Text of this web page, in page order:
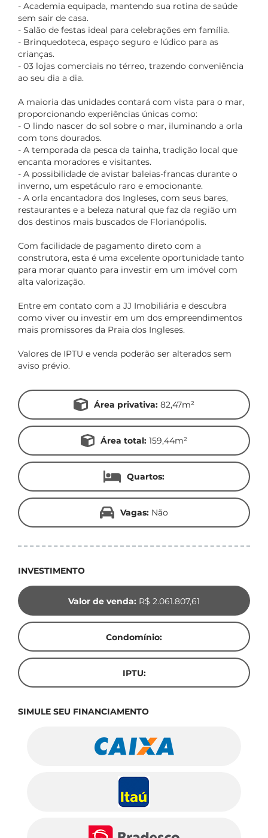
- Academia equipada, mantendo sua rotina de saúde
sem sair de casa.
- Salão de festas ideal para celebrações em família.
- Brinquedoteca, espaço seguro e lúdico para as
crianças.
- 03 lojas comerciais no térreo, trazendo conveniência
ao seu dia a dia.
A maioria das unidades contará com vista para o mar,
proporcionando experiências únicas como:
- O lindo nascer do sol sobre o mar, iluminando a orla
com tons dourados.
- A temporada da pesca da tainha, tradição local que
encanta moradores e visitantes.
- A possibilidade de avistar baleias-francas durante o
inverno, um espetáculo raro e emocionante.
- A orla encantadora dos Ingleses, com seus bares,
restaurantes e a beleza natural que faz da região um
dos destinos mais buscados de Florianópolis.
Com facilidade de pagamento direto com a
construtora, esta é uma excelente oportunidade tanto
para morar quanto para investir em um imóvel com
alta valorização.
Entre em contato com a JJ Imobiliária e descubra
como viver ou investir em um dos empreendimentos
mais promissores da Praia dos Ingleses.
Valores de IPTU e venda poderão ser alterados sem
aviso prévio.
Área privativa:82,47m²
Área total: 159,44m²
Quartos:
Vagas:Não
INVESTIMENTO
Valor de venda: R$ 2.061.807,61
Condomínio:
IPTU:
SIMULE SEU FINANCIAMENTO